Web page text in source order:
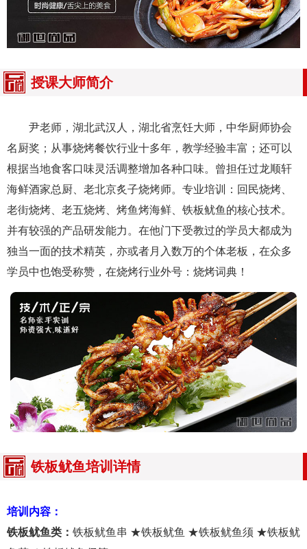
授课大师简介
尹老师，湖北武汉人，湖北省烹饪大师，中华厨师协会
名厨奖；从事烧烤餐饮行业十多年，教学经验丰富；还可以
根据当地食客口味灵活调整增加各种口味。曾担任过龙顺轩
海鲜酒家总厨、老北京炙子烧烤师。专业培训：回民烧烤、
老街烧烤、老五烧烤、烤鱼烤海鲜、铁板鱿鱼的核心技术。
并有较强的产品研发能力。在他门下受教过的学员大都成为
独当一面的技术精英，亦或者月入数万的个体老板，在众多
学员中也饱受称赞，在烧烤行业外号：烧烤词典！
铁板鱿鱼培训详情
培训内容：
铁板鱿鱼类： 铁板鱿鱼串 ★铁板鱿鱼 ★铁板鱿鱼须 ★铁板鱿